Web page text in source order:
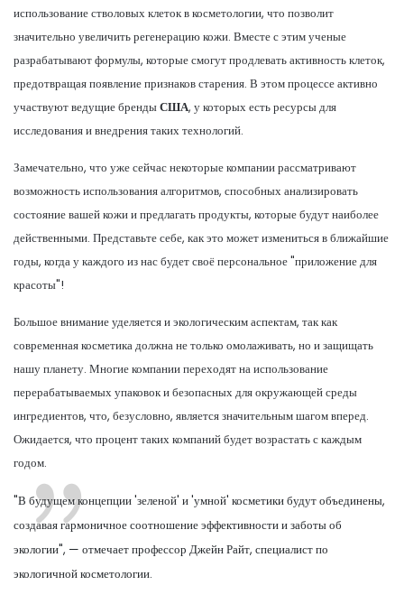
использование стволовых клеток в косметологии, что позволит
значительно увеличить регенерацию кожи. Вместе с этим ученые
разрабатывают формулы, которые смогут продлевать активность клеток,
предотвращая появление признаков старения. В этом процессе активно
участвуют ведущие брендыСША, у которых есть ресурсы для
исследования и внедрения таких технологий.
Замечательно, что уже сейчас некоторые компании рассматривают
возможность использования алгоритмов, способных анализировать
состояние вашей кожи и предлагать продукты, которые будут наиболее
действенными. Представьте себе, как это может измениться в ближайшие
годы, когда у каждого из нас будет своё персональное "приложение для
красоты"!
Большое внимание уделяется и экологическим аспектам, так как
современная косметика должна не только омолаживать, но и защищать
нашу планету. Многие компании переходят на использование
перерабатываемых упаковок и безопасных для окружающей среды
ингредиентов, что, безусловно, является значительным шагом вперед.
Ожидается, что процент таких компаний будет возрастать с каждым
годом.
"В будущем концепции 'зеленой' и 'умной' косметики будут объединены,
создавая гармоничное соотношение эффективности и заботы об
экологии", — отмечает профессор Джейн Райт, специалист по
экологичной косметологии.